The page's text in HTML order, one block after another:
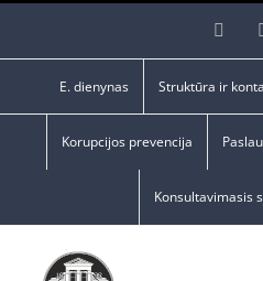
E. dienynas Struktūra ir
Korupcijos prevencija
Konsultavimasis